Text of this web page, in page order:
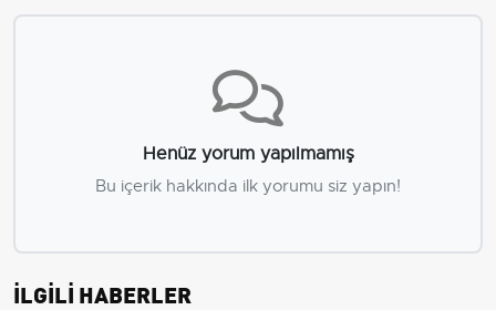
Henüz yorum yapılmamış
Bu içerik hakkında ilk yorumu siz yapın!
İLGİLİ HABERLER